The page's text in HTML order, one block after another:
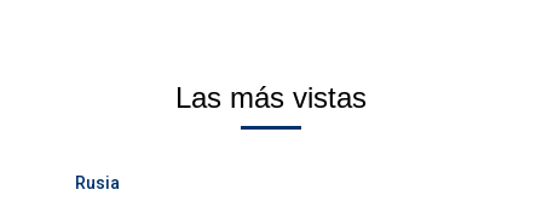
Las más vistas
Rusia